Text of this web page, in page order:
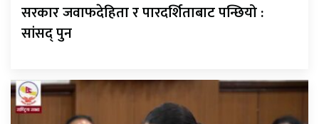
सरकार जवाफदेहिता र पारदर्शिताबाट पन्छियो :
सांसद् पुन